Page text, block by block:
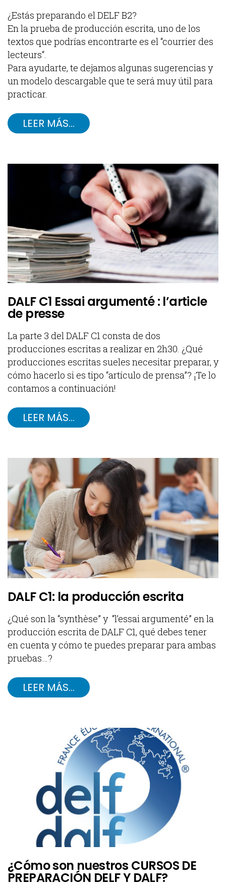
¿Estás preparando el DELF B2?
En la prueba de producción escrita, uno de los
textos que podrías encontrarte es el “courrier des
lecteurs“.
Para ayudarte, te dejamos algunas sugerencias y
un modelo descargable que te será muy útil para
practicar.
LEER MÁS…
DALF C1 Essai argumenté : l’article
de presse
La parte 3 del DALF C1 consta de dos
producciones escritas a realizar en 2h30. ¿Qué
producciones escritas sueles necesitar preparar, y
cómo hacerlo si es tipo “artículo de prensa”? ¡Te lo
contamos a continuación!
LEER MÁS…
DALF C1: la producción escrita
¿Qué son la “synthèse” y “l’essai argumenté” en la
producción escrita de DALF C1, qué debes tener
en cuenta y cómo te puedes preparar para ambas
pruebas…?
LEER MÁS…
¿Cómo son nuestros CURSOS DE
PREPARACIÓN DELF Y DALF?